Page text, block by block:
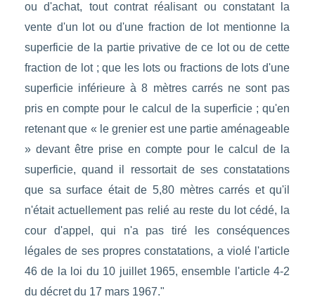
ou d'achat, tout contrat réalisant ou constatant la
vente d'un lot ou d'une fraction de lot mentionne la
superficie de la partie privative de ce lot ou de cette
fraction de lot ; que les lots ou fractions de lots d'une
superficie inférieure à 8 mètres carrés ne sont pas
pris en compte pour le calcul de la superficie ; qu'en
retenant que « le grenier est une partie aménageable
» devant être prise en compte pour le calcul de la
superficie, quand il ressortait de ses constatations
que sa surface était de 5,80 mètres carrés et qu'il
n'était actuellement pas relié au reste du lot cédé, la
cour d'appel, qui n'a pas tiré les conséquences
légales de ses propres constatations, a violé l'article
46 de la loi du 10 juillet 1965, ensemble l'article 4-2
du décret du 17 mars 1967."